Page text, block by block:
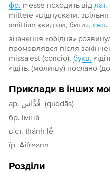
фр. messe походить від лат.
mittere «відпускати,
smittian «кидати, бити», свн.
значення «обідня»
промовлявся після
missa est (concio), букв.
«ідіть, (молитву) послано
Приклади в інших
ар. قُدَّاس (quddās)
бр. імша́
в'єт. thánh lễ
їр. Aifreann
Розділи